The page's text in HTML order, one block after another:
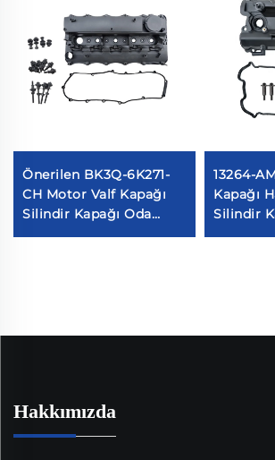
Önerilen BK3Q-6K271-
CH Motor Valf Kapağı
Silindir Kapağı Oda
13264-
Kapağı
Silindir
Hakkımızda